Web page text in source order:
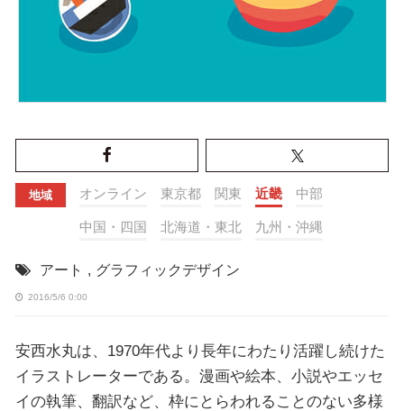
地域 オンライン 東京都 関東 近畿 中部
中国・四国 北海道・東北 九州・沖縄
アート , グラフィックデザイン
2016/5/6 0:00
安西水丸は、1970年代より長年にわたり活躍し続けた
イラストレーターである。漫画や絵本、小説やエッセ
イの執筆、翻訳など、枠にとらわれることのない多様